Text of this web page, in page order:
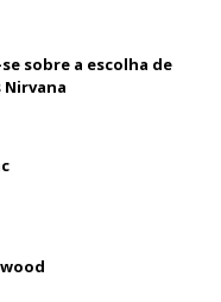
sobre a escolha de